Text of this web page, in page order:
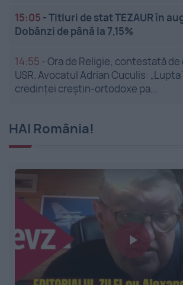
15:05 -Titluri de stat TEZAUR în
Dobânzi de până la 7,15%
14:55 -Ora de Religie, contestată
USR. Avocatul Adrian Cuculis:
credinței creștin-ortodoxe pa...
HAI România!